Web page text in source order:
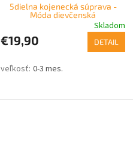
5dielna kojenecká súprava -
Móda dievčenská
Skladom
€19,90 DETAIL
0-3 mes.